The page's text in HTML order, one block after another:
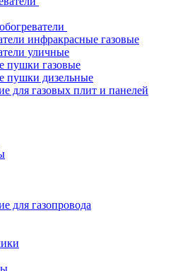
инфракрасные газовые
уличные
пушки газовые
пушки дизельные
для газовых плит и панелей
для газопровода